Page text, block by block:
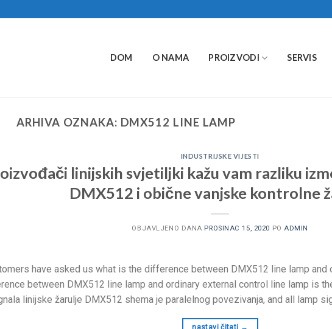
DOM O NAMA PROIZVODI SERVIS
ARHIVA OZNAKA: DMX512 LINE LAMP
INDUSTRIJSKE VIJESTI
linijskih svjetiljki kažu vam razliku
DMX512 i obične vanjske kontrolne
OBJAVLJENO DANA PROSINAC 15, 2020 POADMIN
have asked us what is the difference between DMX512 line lamp and
between DMX512 line lamp and ordinary external control line lamp is
linijske žarulje DMX512 shema je paralelnog povezivanja, and all lamp
nastavi čitati →